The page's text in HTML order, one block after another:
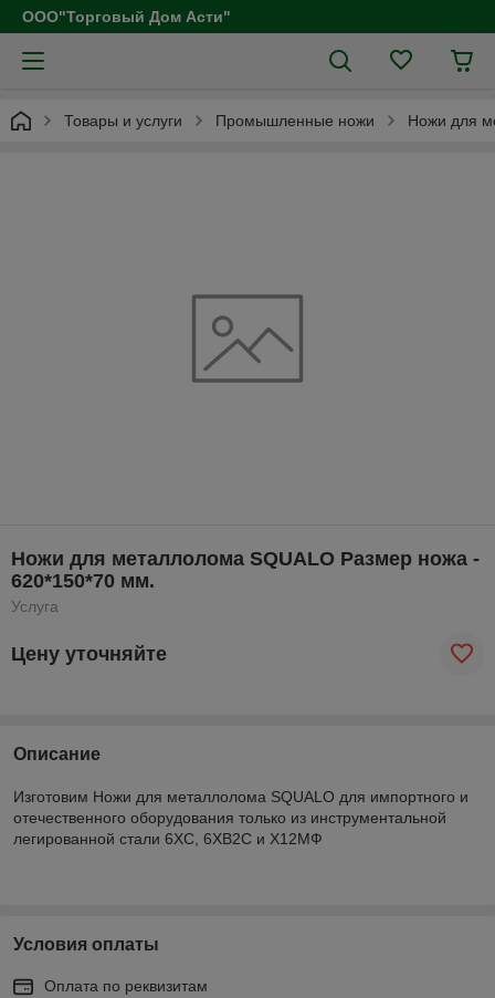
ООО"Торговый Дом Асти"
Товары и услуги Промышленные ножи Ножи для
Ножи для металлолома SQUALO Размер ножа -
620*150*70 мм.
Услуга
Цену уточняйте
Описание
Изготовим Ножи для металлолома SQUALO для импортного и
отечественного оборудования только из инструментальной
легированной стали 6ХС, 6ХВ2С и Х12МФ
Условия оплаты
Оплата по реквизитам